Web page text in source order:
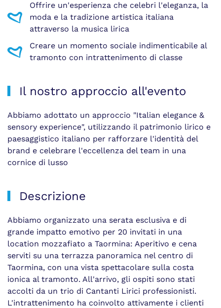
Offrire un'esperienza che celebri l'eleganza, la
moda e la tradizione artistica italiana
attraverso la musica lirica
Creare un momento sociale indimenticabile al
tramonto con intrattenimento di classe
Il nostro approccio all'evento
Abbiamo adottato un approccio "Italian elegance &
sensory experience", utilizzando il patrimonio lirico e
paesaggistico italiano per rafforzare l'identità del
brand e celebrare l'eccellenza del team in una
cornice di lusso
Descrizione
Abbiamo organizzato una serata esclusiva e di
grande impatto emotivo per 20 invitati in una
location mozzafiato a Taormina: Aperitivo e cena
serviti su una terrazza panoramica nel centro di
Taormina, con una vista spettacolare sulla costa
ionica al tramonto. All'arrivo, gli ospiti sono stati
accolti da un trio di Cantanti Lirici professionisti.
L'intrattenimento ha coinvolto attivamente i clienti